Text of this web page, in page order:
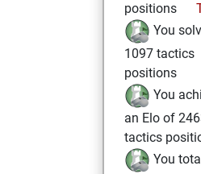
positions
You
1097 tactics
positions
You
an Elo of
tactics
You